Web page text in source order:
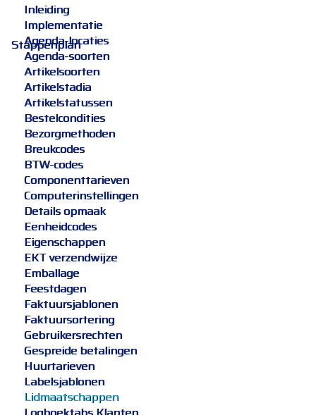
Inleiding
Implementatie
Stappenplan
Agenda-locaties
Agenda-soorten
Artikelsoorten
Artikelstadia
Artikelstatussen
Bestelcondities
Bezorgmethoden
Breukcodes
BTW-codes
Componenttarieven
Computerinstellingen
Details opmaak
Eenheidcodes
Eigenschappen
EKT verzendwijze
Emballage
Feestdagen
Faktuursjablonen
Faktuursortering
Gebruikersrechten
Gespreide betalingen
Huurtarieven
Labelsjablonen
Lidmaatschappen